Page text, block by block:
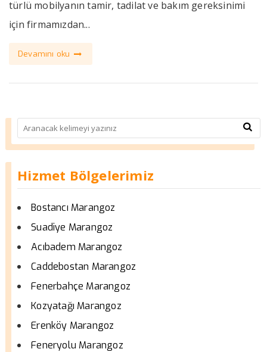
türlü mobilyanın tamir, tadilat ve bakım gereksinimi
için firmamızdan...
Devamını oku
Hizmet Bölgelerimiz
Bostancı Marangoz
Suadiye Marangoz
Acıbadem Marangoz
Caddebostan Marangoz
Fenerbahçe Marangoz
Kozyatağı Marangoz
Erenköy Marangoz
Feneryolu Marangoz